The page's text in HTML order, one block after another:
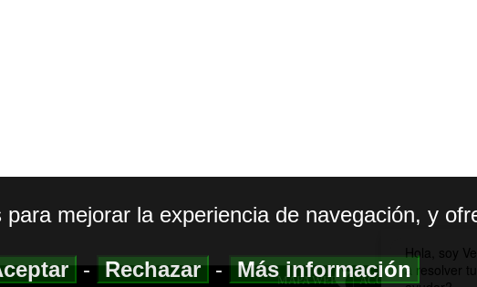
MAPA WEB|ACCESIBILIDAD
mejorar la experiencia de navegación, y
-Rechazar-Más información